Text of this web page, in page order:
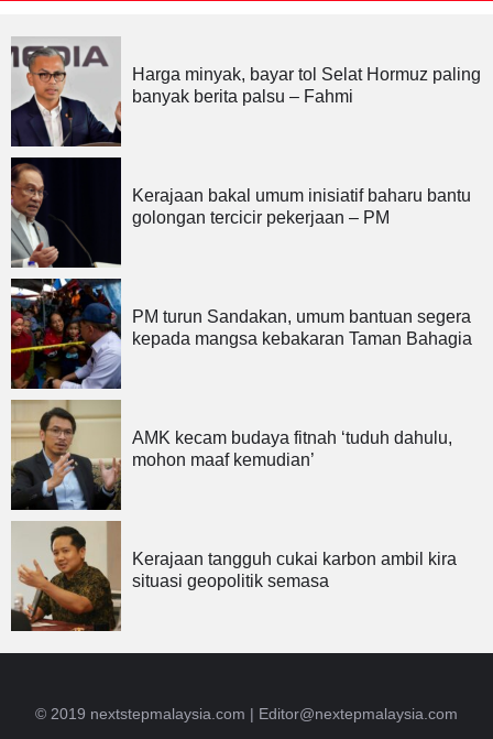
Harga minyak, bayar tol Selat Hormuz paling
banyak berita palsu – Fahmi
Kerajaan bakal umum inisiatif baharu bantu
golongan tercicir pekerjaan – PM
PM turun Sandakan, umum bantuan segera
kepada mangsa kebakaran Taman Bahagia
AMK kecam budaya fitnah ‘tuduh dahulu,
mohon maaf kemudian’
Kerajaan tangguh cukai karbon ambil kira
situasi geopolitik semasa
© 2019 nextstepmalaysia.com | Editor@nextepmalaysia.com